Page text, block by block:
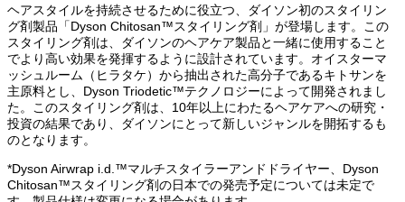
ヘアスタイルを持続させるために役立つ、ダイソン初のスタイリン
グ剤製品「Dyson Chitosan™スタイリング剤」が登場します。この
スタイリング剤は、ダイソンのヘアケア製品と一緒に使用すること
でより高い効果を発揮するように設計されています。オイスターマ
ッシュルーム（ヒラタケ）から抽出された高分子であるキトサンを
主原料とし、Dyson Triodetic™テクノロジーによって開発されまし
た。このスタイリング剤は、10年以上にわたるヘアケアへの研究・
投資の結果であり、ダイソンにとって新しいジャンルを開拓するも
のとなります。
*Dyson Airwrap i.d.™マルチスタイラーアンドドライヤー、Dyson
Chitosan™スタイリング剤の日本での発売予定については未定で